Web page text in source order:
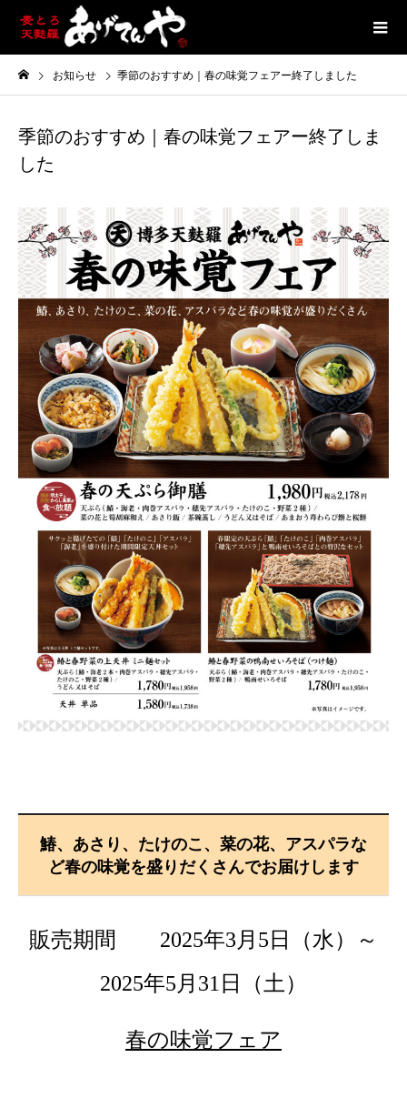
お知らせ 季節のおすすめ｜春の味覚フェアー終了しました
季節のおすすめ｜春の味覚フェアー終了しま
した
鰆、あさり、たけのこ、菜の花、アスパラな
ど春の味覚を盛りだくさんでお届けします
販売期間
2025年3月5日（水）～
2025年5月31日（土）
春の味覚フェア